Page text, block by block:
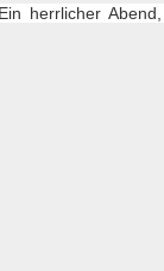
herrlicher